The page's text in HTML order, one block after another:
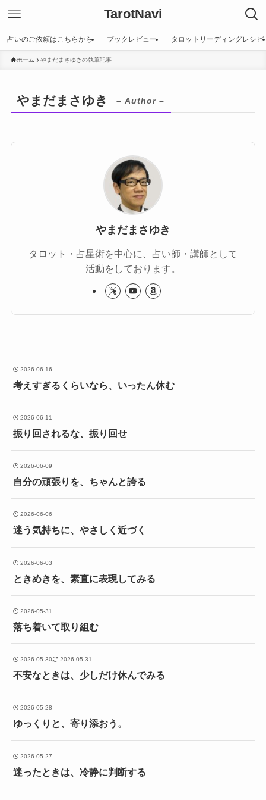
TarotNavi
占いのご依頼はこちらから ブックレビュー タロットリーディングレシピ
ホーム やまだまさゆきの執筆記事
やまだまさゆき – Author –
やまだまさゆき
タロット・占星術を中心に、占い師・講師として
活動をしております。
2026-06-16
考えすぎるくらいなら、いったん休む
2026-06-11
振り回されるな、振り回せ
2026-06-09
自分の頑張りを、ちゃんと誇る
2026-06-06
迷う気持ちに、やさしく近づく
2026-06-03
ときめきを、素直に表現してみる
2026-05-31
落ち着いて取り組む
2026-05-30 2026-05-31
不安なときは、少しだけ休んでみる
2026-05-28
ゆっくりと、寄り添おう。
2026-05-27
迷ったときは、冷静に判断する